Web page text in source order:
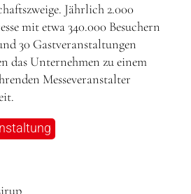
Jährlich 2.000
mit etwa 340.000 Besuchern
30 Gastveranstaltungen
das Unternehmen zu einem
Messeveranstalter